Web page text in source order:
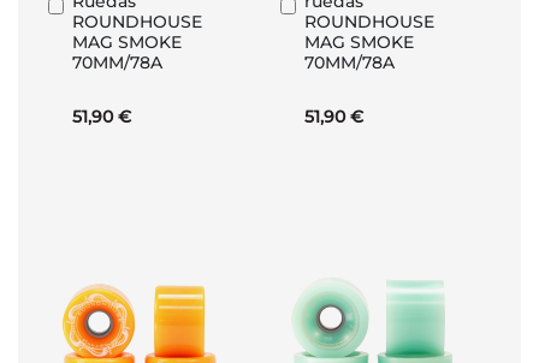
ROUNDHOUSE
MAG SMOKE
70MM/78A
51,90 €
al
carrito
ROUNDHOUSE
MAG SMOKE
70MM/78A
51,90 €
al
carrito